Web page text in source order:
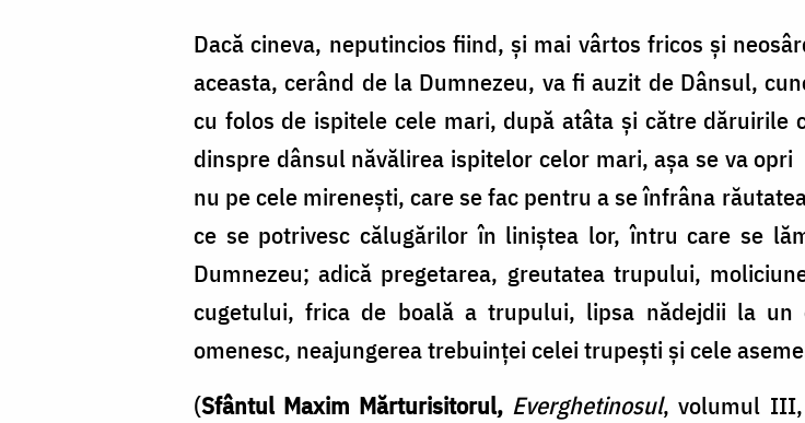
Dacă cineva, neputincios fiind, și mai vârtos fricos și
aceasta, cerând de la Dumnezeu, va fi auzit de Dânsul,
cu folos de ispitele cele mari, după atâta și către
dinspre dânsul năvălirea ispitelor celor mari, așa se va
nu pe cele mirenești, care se fac pentru a se înfrâna
ce se potrivesc călugărilor în liniștea lor, întru care se
Dumnezeu; adică pregetarea, greutatea trupului,
cugetului, frica de boală a trupului, lipsa nădejdii la un
omenesc, neajungerea trebuinței celei trupești și cele
(Sfântul Maxim Mărturisitorul, Everghetinosul, volumul III,